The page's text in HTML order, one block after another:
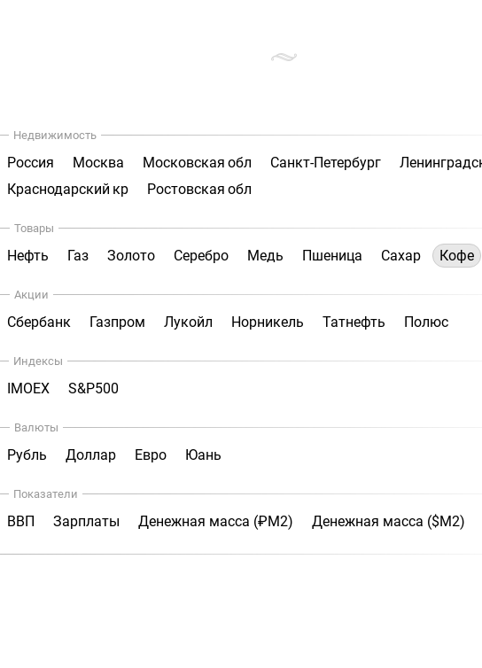
Недвижимость
Россия Москва Московская обл Санкт-Петербург
Краснодарский кр
Ростовская обл
Товары
Нефть Газ Золото Серебро Медь Пшеница Сахар Кофе
Акции
Сбербанк Газпром Лукойл Норникель Татнефть Полюс
Индексы
IMOEX S&P500
Валюты
Рубль Доллар Евро Юань
Показатели
ВВП Зарплаты Денежная масса (₽М2) Денежная масса ($М2)